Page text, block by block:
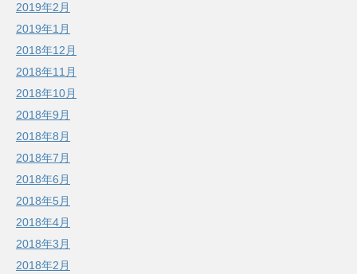
2019年2月
2019年1月
2018年12月
2018年11月
2018年10月
2018年9月
2018年8月
2018年7月
2018年6月
2018年5月
2018年4月
2018年3月
2018年2月